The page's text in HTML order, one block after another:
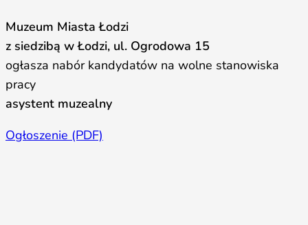
Muzeum Miasta Łodzi
z siedzibą w Łodzi, ul. Ogrodowa 15
ogłasza nabór kandydatów na wolne stanowiska
pracy
asystent muzealny
Ogłoszenie (PDF)